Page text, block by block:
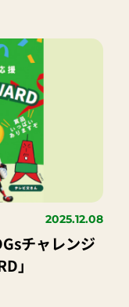
2025.12.08
チャレンジ
」